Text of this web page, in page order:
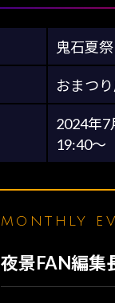
鬼石夏
おまつ
2024年7
19:40～
MONTHLY
夜景FAN編集